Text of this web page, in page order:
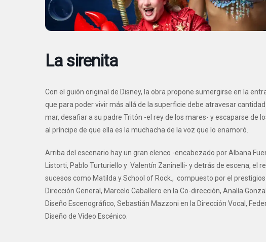
La sirenita
Con el guión original de Disney, la obra propone sumergirse en la
que para poder vivir más allá de la superficie debe atravesar
mar, desafiar a su padre Tritón -el rey de los mares- y escaparse de
al príncipe de que ella es la muchacha de la voz que lo enamoró.
Arriba del escenario hay un gran elenco -encabezado por Albana
Listorti, Pablo Turturiello y Valentín Zaninelli- y detrás de escena, el
sucesos como Matilda y School of Rock., compuesto por el
Dirección General, Marcelo Caballero en la Co-dirección, Analía
Diseño Escenográfico, Sebastián Mazzoni en la Dirección Vocal,
Diseño de Video Escénico.